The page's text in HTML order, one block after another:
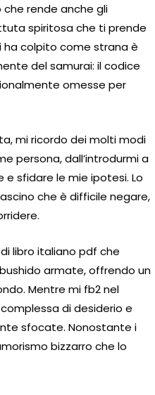
rende anche gli
spiritosa che ti prende
ha colpito come strana è
del samurai: il codice
omesse per
mi ricordo dei molti modi
persona, dall’introdurmi a
sfidare le mie ipotesi. Lo
che è difficile negare,
libro italiano pdf che
armate, offrendo un
Mentre mi fb2 nel
di desiderio e
sfocate. Nonostante i
bizzarro che lo